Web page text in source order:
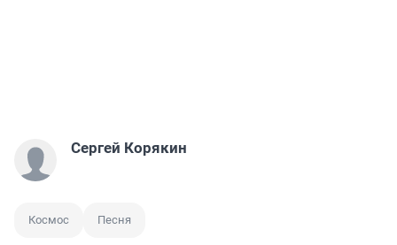
Сергей Корякин
Космос Песня